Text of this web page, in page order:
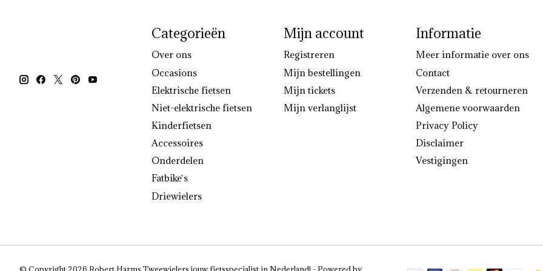
Categorieën
Over ons
Occasions
Elektrische fietsen
Niet-elektrische fietsen
Kinderfietsen
Accessoires
Onderdelen
Fatbike`s
Driewielers
Mijn account
Registreren
Mijn bestellingen
Mijn tickets
Mijn verlanglijst
Informatie
Meer informatie over ons
Contact
Verzenden & retourneren
Algemene voorwaarden
Privacy Policy
Disclaimer
Vestigingen